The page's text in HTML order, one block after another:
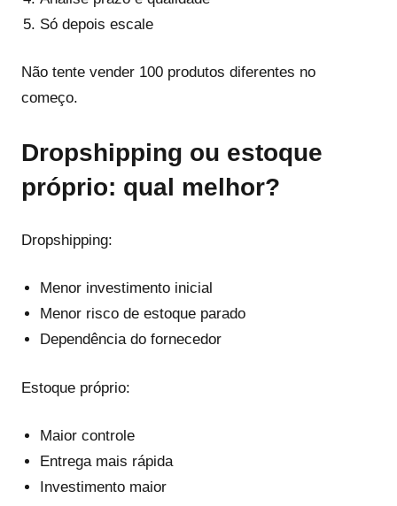
Só depois escale
Não tente vender 100 produtos diferentes no
começo.
Dropshipping ou estoque
próprio: qual melhor?
Dropshipping:
Menor investimento inicial
Menor risco de estoque parado
Dependência do fornecedor
Estoque próprio:
Maior controle
Entrega mais rápida
Investimento maior